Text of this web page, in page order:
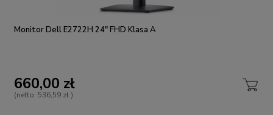
Monitor Dell E2722H 24" FHD Klasa A
660,00 zł
(netto: 536,59 zł )